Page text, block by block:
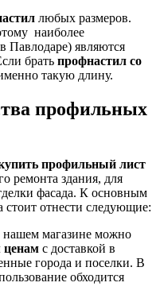
любых размеров.
наиболее
Павлодаре) являются
брать профнастил со
такую длину.
профильных
профильный лист
ремонта здания, для
фасада. К основным
стоит отнести следующие:
нашем магазине можно
ценам с доставкой в
города и поселки. В
обходится